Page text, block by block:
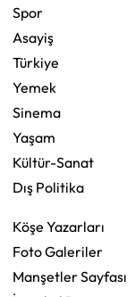
Spor
Asayiş
Türkiye
Yemek
Sinema
Yaşam
Kültür-Sanat
Dış Politika
Köşe Yazarları
Foto Galeriler
Manşetler Sayfası